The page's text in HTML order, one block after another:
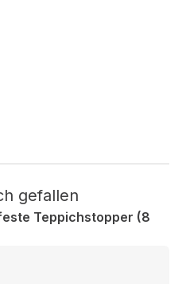
gefallen
Teppichstopper (8
für Herausgeber und
sind solche, die
speichern